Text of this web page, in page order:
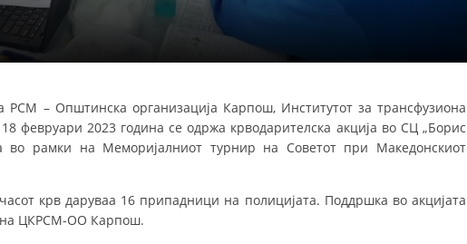
БРОШУРИ
РСМ – Општинска организација Карпош, Институтот за трансфузиона
февруари 2023 година се одржа крводарителска акција во СЦ „Борис
во рамки на Меморијалниот турнир на Советот при Македонскиот
крв даруваа 16 припадници на полицијата. Поддршка во акцијата
на ЦКРСМ-ОО Карпош.